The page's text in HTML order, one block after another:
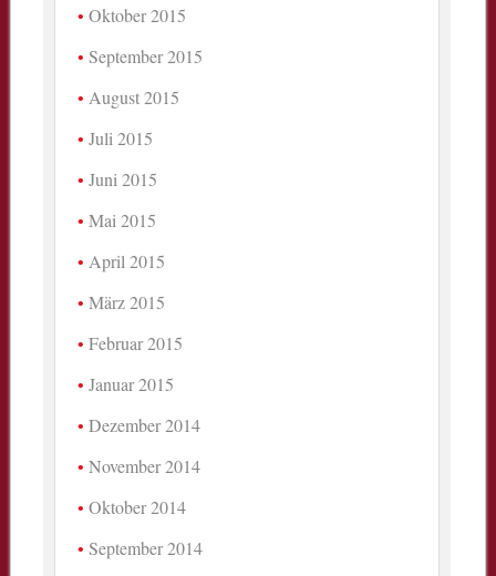
Oktober 2015
September 2015
August 2015
Juli 2015
Juni 2015
Mai 2015
April 2015
März 2015
Februar 2015
Januar 2015
Dezember 2014
November 2014
Oktober 2014
September 2014